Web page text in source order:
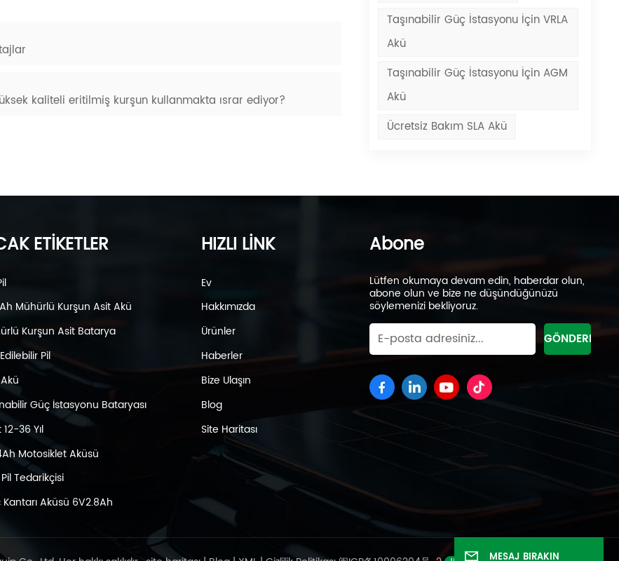
Taşınabilir Güç İstasyonu İçin VRLA
Akü
Taşınabilir Güç İstasyonu İçin AGM
Akü
Ücretsiz Bakım SLA Akü
kaliteli eritilmiş kurşun kullanmakta ısrar ediyor?
ETİKETLER
Mühürlü Kurşun Asit Akü
Kurşun Asit Batarya
Pil
Güç İstasyonu Bataryası
36 Yıl
Motosiklet Aküsü
Tedarikçisi
Aküsü 6V2.8Ah
HIZLI LİNK
Ev
Hakkımızda
Ürünler
Haberler
Bize Ulaşın
Blog
Site Haritası
Abone
Lütfen okumaya devam edin, haberdar olun,
abone olun ve bize ne düşündüğünüzü
söylemenizi bekliyoruz.
MESAJ BIRAKIN